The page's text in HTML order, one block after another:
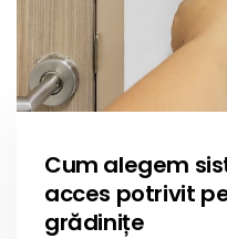
Cum alegem
acces potrivit
grădinițe